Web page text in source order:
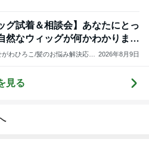
グ試着＆相談会】あなたにとっ
然なウィッグが何かわかりま
わひろこ/髪のお悩み解決応援
2026年8月9日
見る